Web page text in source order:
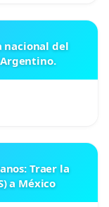
nacional del
Traer la
a México